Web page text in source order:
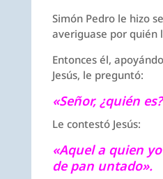
Simón Pedro le hizo
averiguase por quién
Entonces él,
Jesús, le preguntó:
«Señor, ¿quién
Le contestó Jesús:
«Aquel a quien
de pan untado».